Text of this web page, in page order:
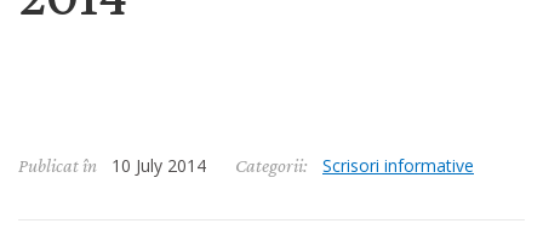
Publicat în 10 July 2014 Categorii: Scrisori informative